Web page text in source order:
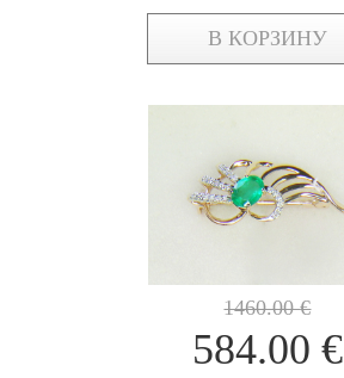
В КОРЗИНУ
1460.00€
584.00 €